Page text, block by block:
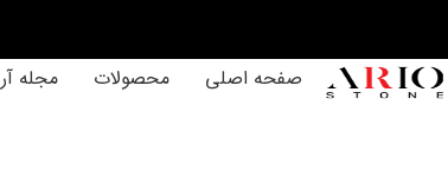
صفحه اصلی محصولات مجله